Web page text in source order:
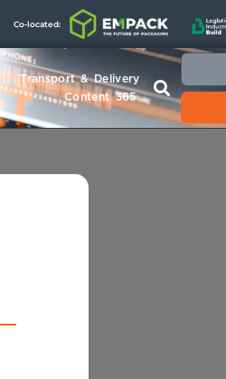
Co-located:
Transport & Delivery
Content 365